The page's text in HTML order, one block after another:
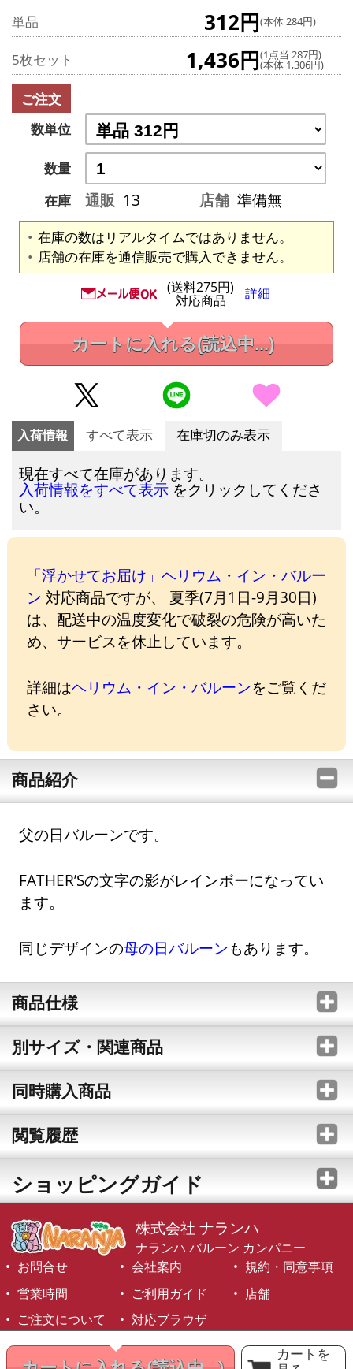
単品 312円(本体 284円)
5枚セット 1,436円(1点当 287円)
(本体 1,306円)
ご注文
数単位
数量
在庫
通販 13 店舗 準備無
在庫の数はリアルタイムではありません。
店舗の在庫を通信販売で購入できません。
(送料275円)
対応商品 詳細
カートに入れる(読込中...)
カートを
入荷情報 すべて表示 在庫切のみ表示
現在すべて在庫があります。
入荷情報をすべて表示 をクリックしてくださ
い。
「浮かせてお届け」ヘリウム・イン・バルー
ン 対応商品ですが、 夏季(7月1日-9月30日)
は、配送中の温度変化で破裂の危険が高いた
め、サービスを休止しています。
詳細はヘリウム・イン・バルーンをご覧くだ
さい。
商品紹介
父の日バルーンです。
FATHER’Sの文字の影がレインボーになってい
ます。
同じデザインの母の日バルーンもあります。
商品仕様
別サイズ・関連商品
同時購入商品
閲覧履歴
ショッピングガイド
株式会社 ナランハ
ナランハ バルーン カンパニー
お問合せ
会社案内
規約・同意事項
営業時間
ご利用ガイド
店舗
ご注文について
対応ブラウザ
©1999-2026 NARANJA Inc. All Rights Reserved.